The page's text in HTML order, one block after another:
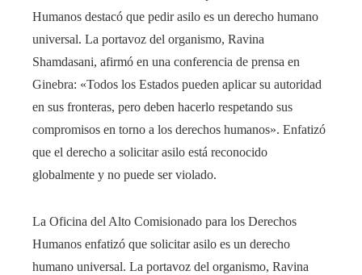
Humanos destacó que pedir asilo es un derecho humano
universal. La portavoz del organismo, Ravina
Shamdasani, afirmó en una conferencia de prensa en
Ginebra: «Todos los Estados pueden aplicar su autoridad
en sus fronteras, pero deben hacerlo respetando sus
compromisos en torno a los derechos humanos». Enfatizó
que el derecho a solicitar asilo está reconocido
globalmente y no puede ser violado.
La Oficina del Alto Comisionado para los Derechos
Humanos enfatizó que solicitar asilo es un derecho
humano universal. La portavoz del organismo, Ravina